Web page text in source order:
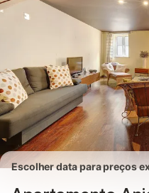
Escolher data para preços